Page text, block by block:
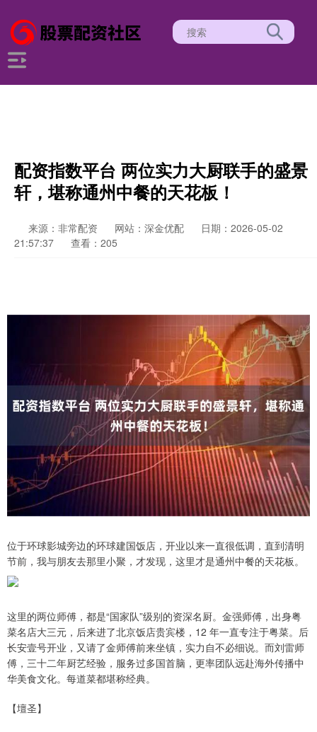
配资指数平台 两位实力大厨联手的盛景
轩，堪称通州中餐的天花板！
来源：非常配资 网站：深金优配
日期：2026-05-02
21:57:37
查看：205
位于环球影城旁边的环球建国饭店，开业以来一直很低调，直到清明
节前，我与朋友去那里小聚，才发现，这里才是通州中餐的天花板。
这里的两位师傅，都是“国家队”级别的资深名厨。金强师傅，出身粤
菜名店大三元，后来进了北京饭店贵宾楼，12 年一直专注于粤菜。后
长安壹号开业，又请了金师傅前来坐镇，实力自不必细说。而刘雷师
傅，三十二年厨艺经验，服务过多国首脑，更率团队远赴海外传播中
华美食文化。每道菜都堪称经典。
【壇圣】